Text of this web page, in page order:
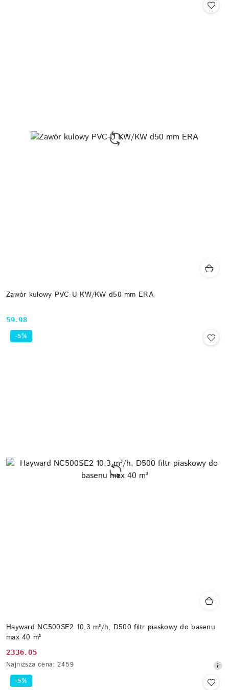
Zawór kulowy PVC-U KW/KW d50 mm ERA
Cena:
59.98
Hayward NC500SE2 10,3 m³/h, D500 filtr piaskowy do basenu
max 40 m³
Cena
promocyjna:
2336.05
Najniższa
cena
Najniższa cena: 2459
-5%
-5%